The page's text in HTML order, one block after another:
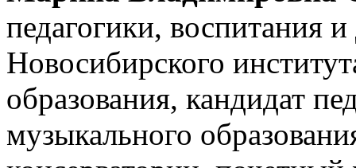
педагогики, воспитания
Новосибирского
образования, кандидат
музыкального